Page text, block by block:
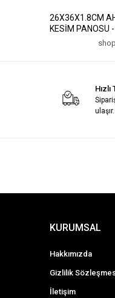
26X36X1.8CM
KESİM PANOSU
ulaşır.
KURUMSAL
Hakkımızda
Gizlilik
İletişim